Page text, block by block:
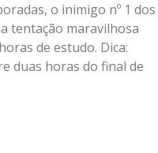
o inimigo nº 1 dos
tentação maravilhosa
de estudo. Dica:
duas horas do final de